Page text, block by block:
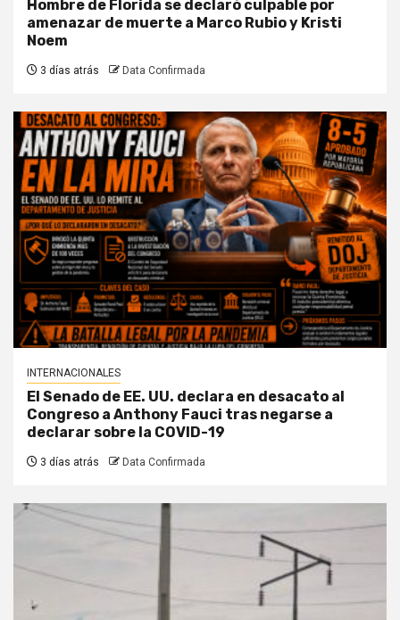
Hombre de Florida se declaró culpable por
amenazar de muerte a Marco Rubio y Kristi
Noem
3 días atrás Data Confirmada
INTERNACIONALES
El Senado de EE. UU. declara en desacato al
Congreso a Anthony Fauci tras negarse a
declarar sobre la COVID-19
3 días atrás Data Confirmada